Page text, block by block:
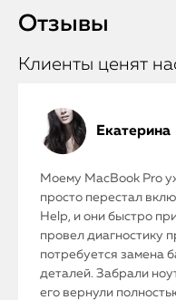
Отзывы
Клиенты ценят
Екатерина
Моему MacBook Pro
просто перестал
Help, и они быстро
провел диагностику
потребуется замена
деталей. Забрали
его вернули